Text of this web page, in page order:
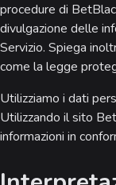
procedure di
divulgazione delle
Servizio. Spiega
come la legge
Utilizziamo i dati
Utilizzando il sito
informazioni in